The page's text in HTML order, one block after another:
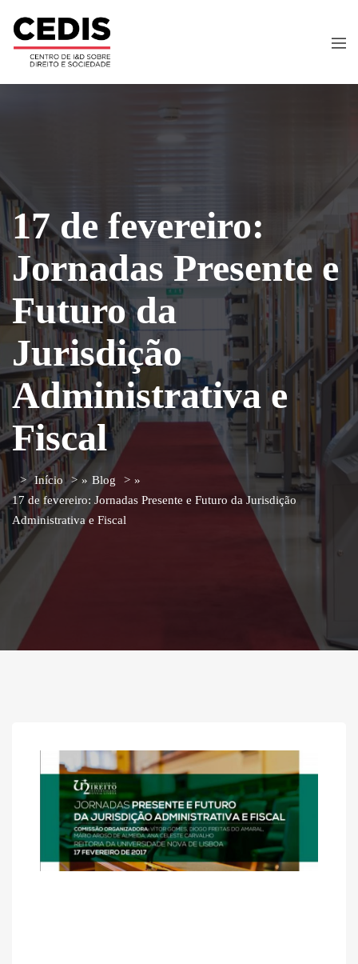
17 de fevereiro:
Jornadas Presente e
Futuro da
Jurisdição
Administrativa e
Fiscal
Início » Blog
»
17 de fevereiro: Jornadas Presente e Futuro da Jurisdição
Administrativa e Fiscal